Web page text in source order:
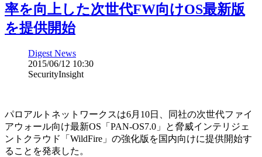
率を向上した次世代FW向けOS最新版
を提供開始
Digest News
2015/06/12 10:30
SecurityInsight
パロアルトネットワークスは6月10日、同社の次世代ファイ
アウォール向け最新OS「PAN-OS7.0」と脅威インテリジェ
ントクラウド「WildFire」の強化版を国内向けに提供開始す
ることを発表した。